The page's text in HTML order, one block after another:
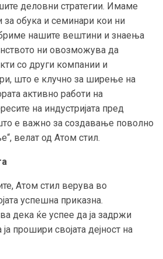
деловни стратегии. Имаме
за обука и семинари кои ни
нашите вештини и знаења
ни овозможува да
со други компании и
што е клучно за ширење на
активно работи на
на индустријата пред
е важно за создавање поволно
велат од Атом стил.
Атом стил верува во
успешна приказна.
дека ќе успее да ја задржи
ја прошири својата дејност на